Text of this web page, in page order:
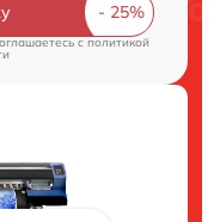
cполитикой